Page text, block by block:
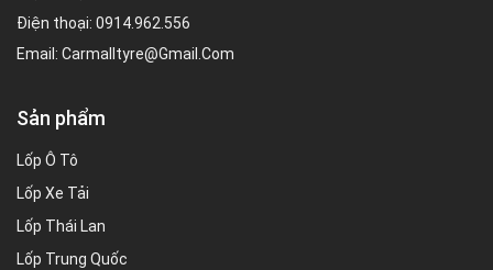
Điện thoại: 0914.962.556
Email: Carmalltyre@gmail.com
Sản phẩm
Lốp Ô Tô
Lốp Xe Tải
Lốp Thái Lan
Lốp Trung Quốc